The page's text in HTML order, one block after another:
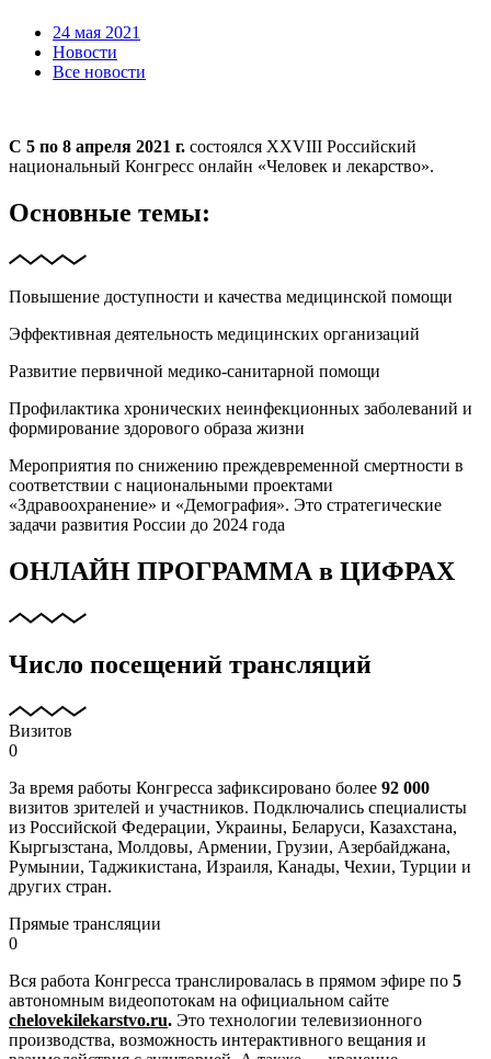
24 мая 2021
Новости
Все новости
С 5 по 8 апреля 2021 г. состоялся XXVIII Российский
национальный Конгресс онлайн «Человек и лекарство».
Основные темы:
Повышение доступности и качества медицинской помощи
Эффективная деятельность медицинских организаций
Развитие первичной медико-санитарной помощи
Профилактика хронических неинфекционных заболеваний и
формирование здорового образа жизни
Мероприятия по снижению преждевременной смертности в
соответствии с национальными проектами
«Здравоохранение» и «Демография». Это стратегические
задачи развития России до 2024 года
ОНЛАЙН ПРОГРАММА в ЦИФРАХ
Число посещений трансляций
Визитов
0
За время работы Конгресса зафиксировано более 92 000
визитов зрителей и участников. Подключались специалисты
из Российской Федерации, Украины, Беларуси, Казахстана,
Кыргызстана, Молдовы, Армении, Грузии, Азербайджана,
Румынии, Таджикистана, Израиля, Канады, Чехии, Турции и
других стран.
Прямые трансляции
0
Вся работа Конгресса транслировалась в прямом эфире по 5
автономным видеопотокам на официальном сайте
chelovekilekarstvo.ru. Это технологии телевизионного
производства, возможность интерактивного вещания и